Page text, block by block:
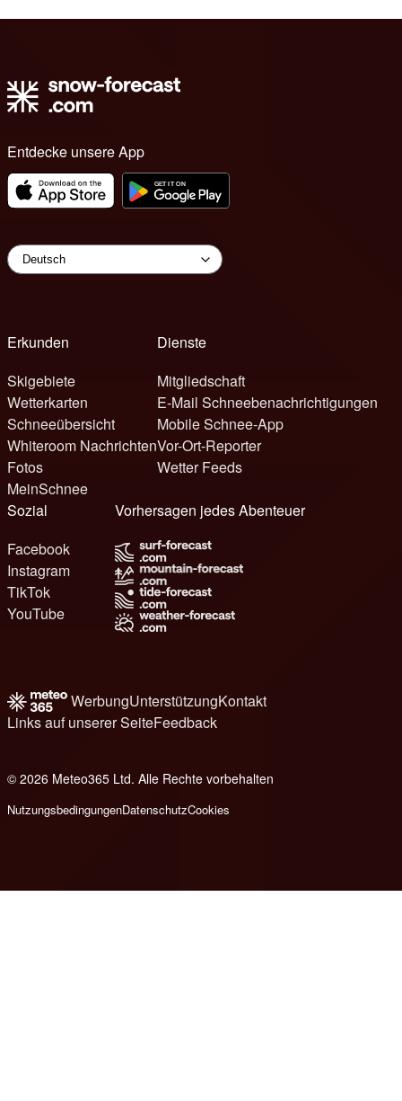
Entdecke unsere App
Erkunden
Skigebiete
Wetterkarten
Schneeübersicht
Whiteroom Nachrichten
Fotos
MeinSchnee
Dienste
Mitgliedschaft
E-Mail Schneebenachrichtigungen
Mobile Schnee-App
Vor-Ort-Reporter
Wetter Feeds
Sozial
Facebook
Instagram
TikTok
YouTube
Vorhersagen jedes Abenteuer
WerbungUnterstützungKontakt
Links auf unserer SeiteFeedback
© 2026 Meteo365 Ltd. Alle Rechte vorbehalten
NutzungsbedingungenDatenschutzCookies